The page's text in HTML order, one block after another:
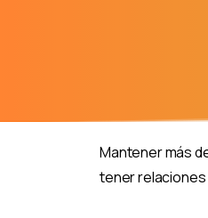
Mantener más
tener